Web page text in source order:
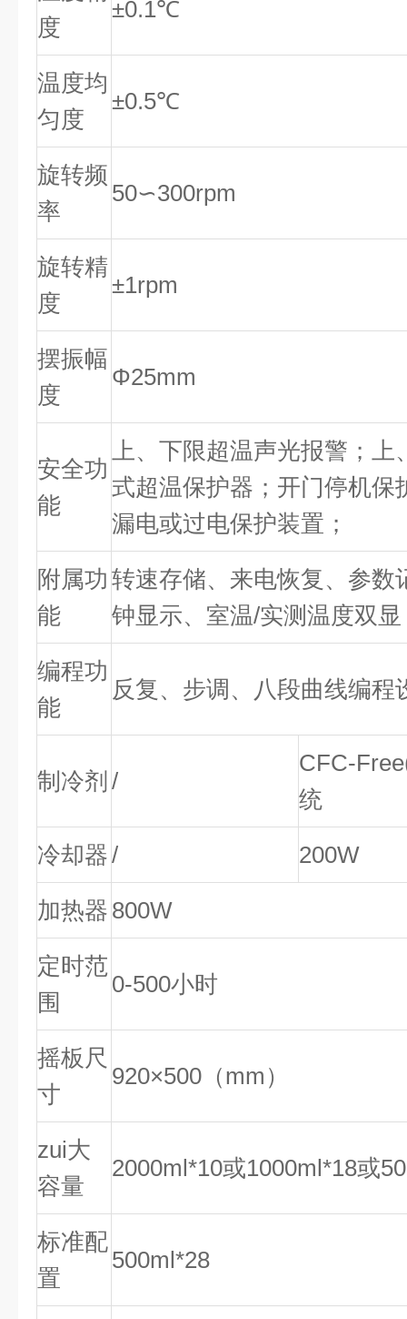
度
±0.1℃
温度均
匀度
±0.5℃
旋转频
率
50∽300rpm
旋转精
度
±1rpm
摆振幅
度
Φ25mm
安全功
能
上、下限超温声光报警；上
式超温保护器；开门停机保
漏电或过电保护装置；
附属功
能
转速存储、来电恢复、参数
钟显示、室温/实测温度双显
编程功
能
反复、步调、八段曲线编程
制冷剂 /
CFC-
统
冷却器/ 200W
加热器 800W
定时范
围
0-500小时
摇板尺
寸
920×500（mm）
zui大
容量
2000ml*10或1000ml*18或
标准配
置
500ml*28